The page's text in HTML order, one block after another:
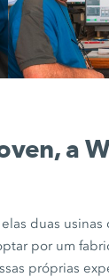
a
duas
por um
próprias